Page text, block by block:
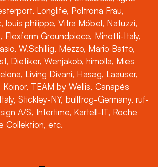
Longlife, Poltrona Frau,
louis philippe, Vitra Möbel, Natuzzi,
Flexform Groundpiece, Minotti-Italy,
W.Schillig, Mezzo, Mario Batto,
Dietiker, Wenjakob, himolla, Mies
Living Divani, Hasag, Laauser,
TEAM by Wellis, Canapés
Stickley-NY, bullfrog-Germany, ruf-
A/S, Intertime, Kartell-IT, Roche
Collektion, etc.